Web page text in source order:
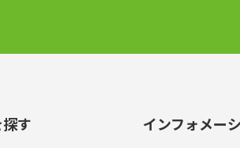
す インフォメー